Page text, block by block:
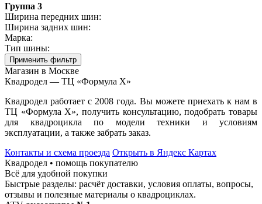
Группа 3
Ширина передних шин:
Ширина задних шин:
Марка:
Тип шины:
Применить фильтр
Магазин в Москве
Квадродел — ТЦ «Формула Х»
Квадродел работает с 2008 года. Вы можете приехать к нам в
ТЦ «Формула Х», получить консультацию, подобрать товары
для квадроцикла по модели техники и условиям
эксплуатации, а также забрать заказ.
Контакты и схема проезда Открыть в Яндекс Картах
Квадродел • помощь покупателю
Всё для удобной покупки
Быстрые разделы: расчёт доставки, условия оплаты, вопросы,
отзывы и полезные материалы о квадроциклах.